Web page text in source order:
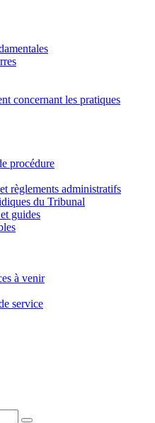
concernant les pratiques
procédure
règlements administratifs
du Tribunal
guides
à venir
service